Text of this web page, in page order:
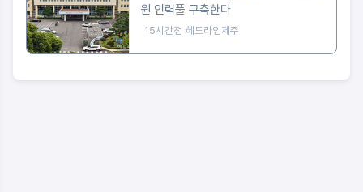
원 인력풀 구축한다
15시간전 헤드라인제주